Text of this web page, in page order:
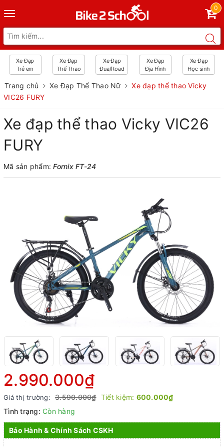
Toggle
navigation
0
Xe Đạp
Trẻ em
Xe Đạp
Thể Thao
Xe Đạp
Đua/Road
Xe Đạp
Địa Hình
Xe Đạp
Học sinh
Trang chủ Xe Đạp Thể Thao Nữ
Xe đạp thể thao Vicky
VIC26 FURY
Xe đạp thể thao Vicky VIC26
FURY
Mã sản phẩm:Fornix FT-24
2.990.000₫
Giá thị trường: 3.590.000₫ Tiết kiệm: 600.000₫
Tình trạng: Còn hàng
Bảo Hành & Chính Sách CSKH